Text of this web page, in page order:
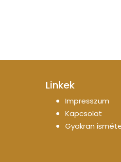
Linkek
Impresszum
Kapcsolat
Gyakran